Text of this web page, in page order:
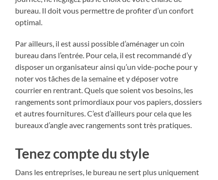
bureau. Il doit vous permettre de profiter d’un confort
optimal.
Par ailleurs, il est aussi possible d’aménager un coin
bureau dans l’entrée. Pour cela, il est recommandé d’y
disposer un organisateur ainsi qu’un vide-poche pour y
noter vos tâches de la semaine et y déposer votre
courrier en rentrant. Quels que soient vos besoins, les
rangements sont primordiaux pour vos papiers, dossiers
et autres fournitures. C’est d’ailleurs pour cela que les
bureaux d’angle avec rangements sont très pratiques.
Tenez compte du style
Dans les entreprises, le bureau ne sert plus uniquement